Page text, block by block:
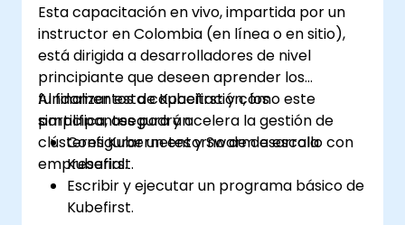
Esta capacitación en vivo, impartida por un
instructor en Colombia (en línea o en sitio),
está dirigida a desarrolladores de nivel
principiante que deseen aprender los
fundamentos de Kubefirst y cómo este
simplifica, asegura y acelera la gestión de
clústeres Kubernetes y Swarm a escala
empresarial.
Al finalizar esta capacitación, los
participantes podrán:
Configurar un entorno de desarrollo con
Kubefirst.
Escribir y ejecutar un programa básico de
Kubefirst.